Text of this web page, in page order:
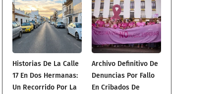
Historias De La Calle
17 En Dos Hermanas:
Un Recorrido Por La
Archivo Definitivo De
Denuncias Por Fallo
En Cribados De